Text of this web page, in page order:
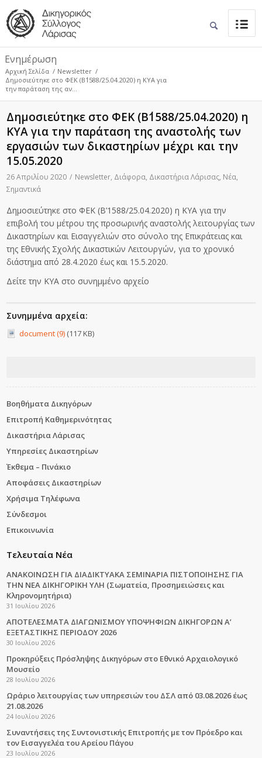
Ενημέρωση
Αρχική Σελίδα / Newsletter /
Δημοσιεύτηκε στο ΦΕΚ (Β΄1588/25.04.2020) η ΚΥΑ για
την παράταση της αν...
Δημοσιεύτηκε στο ΦΕΚ (Β΄1588/25.04.2020) η
ΚΥΑ για την παράταση της αναστολής των
εργασιών των δικαστηρίων μέχρι και την
15.05.2020
26 Απριλίου 2020 / Newsletter, Διάφορα, Δικαστήρια Λάρισας, Νέα,
Σημαντικά
Δημοσιεύτηκε στο ΦΕΚ (Β’1588/25.04.2020) η ΚΥΑ για την
επιβολή του μέτρου της προσωρινής αναστολής λειτουργίας των
Δικαστηρίων και Εισαγγελιών στο σύνολο της Επικράτειας και
της Εθνικής Σχολής Δικαστικών Λειτουργών, για το χρονικό
διάστημα από 28.4.2020 έως και 15.5.2020.
Δείτε την ΚΥΑ στο συνημμένο αρχείο
Συνημμένα αρχεία:
document (9) (117 KB)
Βοηθήματα Δικηγόρων
Επιτροπή Καθημερινότητας
Δικαστήρια Λάρισας
Υπηρεσίες Δικαστηρίων
Έκθεμα – Πινάκιο
Αποφάσεις Δικαστηρίων
Χρήσιμα Τηλέφωνα
Σύνδεσμοι
Επικοινωνία
Τελευταία Νέα
ΑΝΑΚΟΙΝΩΣΗ ΓΙΑ ΔΙΑΔΙΚΤΥΑΚΑ ΣΕΜΙΝΑΡΙΑ ΠΙΣΤΟΠΟΙΗΣΗΣ ΓΙΑ
ΤΗΝ ΝΕΑ ΔΙΚΗΓΟΡΙΚΗ ΥΛΗ (Σωματεία, Προσημειώσεις και
Κληρονομητήρια)
31 Ιουλίου 2026
ΑΠΟΤΕΛΕΣΜΑΤΑ ΔΙΑΓΩΝΙΣΜΟΥ ΥΠΟΨΗΦΙΩΝ ΔΙΚΗΓΟΡΩΝ Α’
ΕΞΕΤΑΣΤΙΚΗΣ ΠΕΡΙΟΔΟΥ 2026
30 Ιουλίου 2026
Προκηρύξεις Πρόσληψης Δικηγόρων στο Εθνικό Αρχαιολογικό
Μουσείο
28 Ιουλίου 2026
Ωράριο λειτουργίας των υπηρεσιών του ΔΣΛ από 03.08.2026 έως
21.08.2026
24 Ιουλίου 2026
Συναντήσεις της Συντονιστικής Επιτροπής με τον Πρόεδρο και
τον Εισαγγελέα του Αρείου Πάγου
23 Ιουλίου 2026